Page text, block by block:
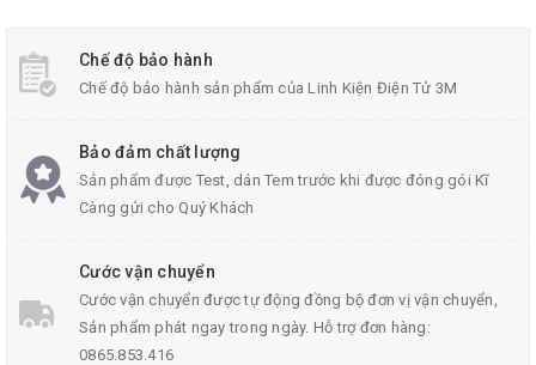
Chế độ bảo hành
Chế độ bảo hành sản phẩm của Linh Kiện Điện Tử 3M
Bảo đảm chất lượng
Sản phẩm được Test, dán Tem trước khi được đóng gói Kĩ
Càng gửi cho Quý Khách
Cước vận chuyển
Cước vận chuyển được tự động đồng bộ đơn vị vận chuyển,
Sản phẩm phát ngay trong ngày. Hỗ trợ đơn hàng:
0865.853.416